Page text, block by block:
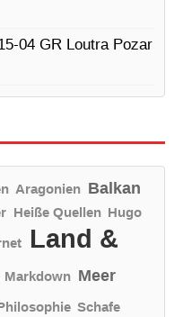
04 GR Loutra Pozar
Aragonien Balkan
Heiße Quellen Hugo
Land &
Markdown Meer
Schafe